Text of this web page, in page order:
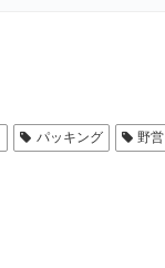
パッキング 野営